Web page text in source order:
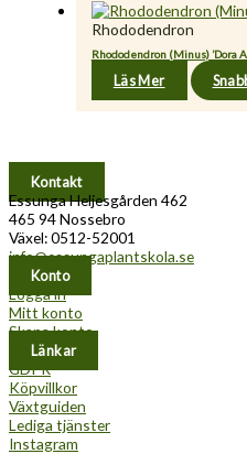
Rhododendron
Rhododendron (Minus) ’Dora
Läs Mer
Kontakt
Essunga Heljesgården 462
465 94 Nossebro
Växel: 0512-52001
info@essungaplantskola.se
Konto
Logga in
Mitt konto
Skapa konto
Länkar
GDPR
Köpvillkor
Växtguiden
Lediga tjänster
Instagram